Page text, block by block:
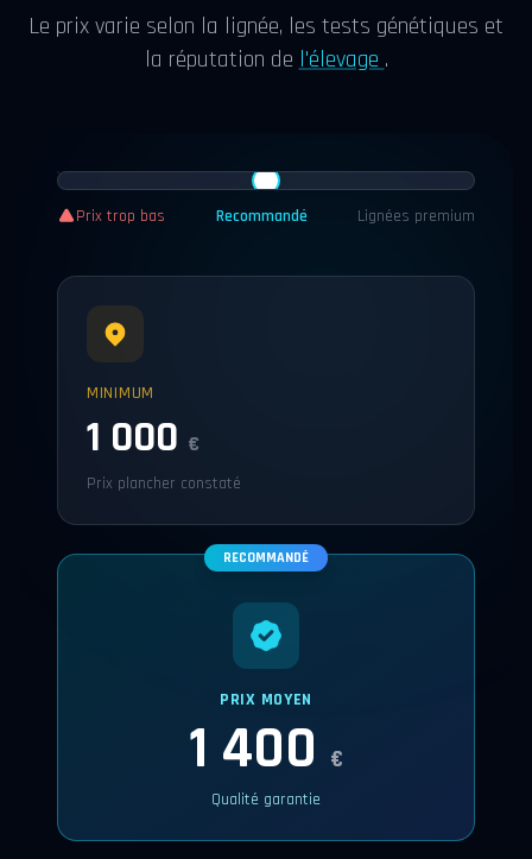
Le prix varie selon la lignée, les tests génétiques et
la réputation de l'élevage .
Prix trop bas Recommandé Lignées premium
MINIMUM
1 000 €
Prix plancher constaté
RECOMMANDÉ
PRIX MOYEN
1 400 €
Qualité garantie